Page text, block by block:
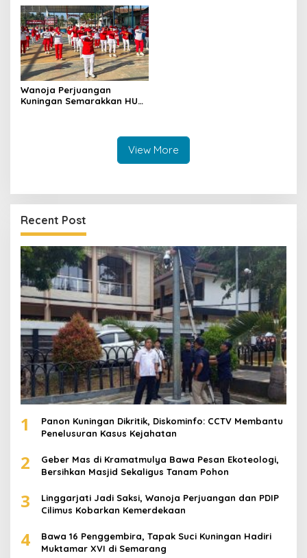
Karang Taruna
Wanoja Perjuangan
Kuningan Semarakkan HUT
View More
Recent Post
1
Panon Kuningan Dikritik, Diskominfo: CCTV Membantu
Penelusuran Kasus Kejahatan
2
Geber Mas di Kramatmulya Bawa Pesan Ekoteologi,
Bersihkan Masjid Sekaligus Tanam Pohon
3
Linggarjati Jadi Saksi, Wanoja Perjuangan dan PDIP
Cilimus Kobarkan Kemerdekaan
4
Bawa 16 Penggembira, Tapak Suci Kuningan Hadiri
Muktamar XVI di Semarang